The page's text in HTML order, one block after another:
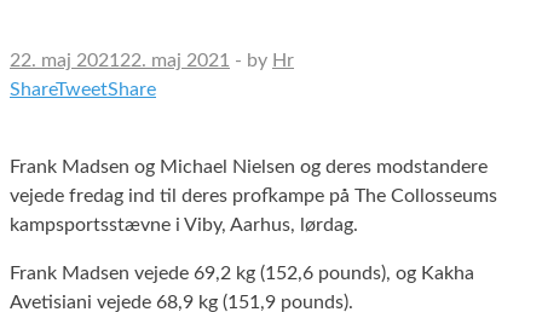
22. maj 2021 22. maj 2021 - by Hr
ShareTweetShare
Frank Madsen og Michael Nielsen og deres modstandere
vejede fredag ind til deres profkampe på The Collosseums
kampsportsstævne i Viby, Aarhus, lørdag.
Frank Madsen vejede 69,2 kg (152,6 pounds), og Kakha
Avetisiani vejede 68,9 kg (151,9 pounds).